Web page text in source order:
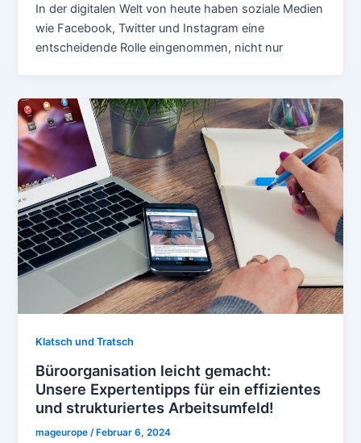
In der digitalen Welt von heute haben soziale Medien
wie Facebook, Twitter und Instagram eine
entscheidende Rolle eingenommen, nicht nur
Klatsch und Tratsch
Büroorganisation leicht gemacht:
Unsere Expertentipps für ein effizientes
und strukturiertes Arbeitsumfeld!
mageurope/ Februar 6, 2024